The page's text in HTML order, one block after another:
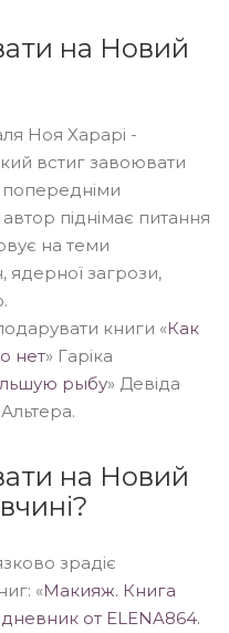
на Новий
Ноя Харарі -
встиг завоювати
попередніми
піднімає питання
на теми
загрози,
книги «Как
нет» Гаріка
рыбу» Девіда
на Новий
зрадіє
«Макияж. Книга
дневник от ELENA864.